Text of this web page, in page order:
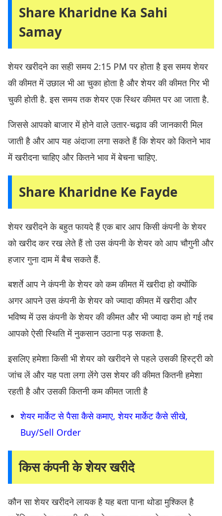
Share Kharidne Ka Sahi
Samay
शेयर खरीदने का सही समय 2:15 PM पर होता है इस समय शेयर
की कीमत में उछाल भी आ चुका होता है और शेयर की कीमत गिर भी
चुकी होती है. इस समय तक शेयर एक स्थिर कीमत पर आ जाता है.
जिससे आपको बाजार में होने वाले उतार-चढ़ाव की जानकारी मिल
जाती है और आप यह अंदाजा लगा सकते हैं कि शेयर को कितने भाव
में खरीदना चाहिए और कितने भाव में बेचना चाहिए.
Share Kharidne Ke Fayde
शेयर खरीदने के बहुत फायदे हैं एक बार आप किसी कंपनी के शेयर
को खरीद कर रख लेते हैं तो उस कंपनी के शेयर को आप चौगुनी और
हजार गुना दाम में बैच सकते हैं.
बशर्ते आप ने कंपनी के शेयर को कम कीमत में खरीदा हो क्योंकि
अगर आपने उस कंपनी के शेयर को ज्यादा कीमत में खरीदा और
भविष्य में उस कंपनी के शेयर की कीमत और भी ज्यादा कम हो गई तब
आपको ऐसी स्थिति में नुकसान उठाना पड़ सकता है.
इसलिए हमेशा किसी भी शेयर को खरीदने से पहले उसकी हिस्ट्री को
जांच लें और यह पता लगा लेंगे उस शेयर की कीमत कितनी हमेशा
रहती है और उसकी कितनी कम कीमत जाती है
शेयर मार्केट से पैसा कैसे कमाए, शेयर मार्केट कैसे सीखे,
Buy/Sell Order
किस कंपनी के शेयर खरीदे
कौन सा शेयर खरीदने लायक है यह बता पाना थोडा मुश्किल है